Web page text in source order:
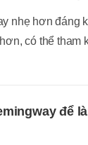
nhẹ hơn đáng
có thể tham
để